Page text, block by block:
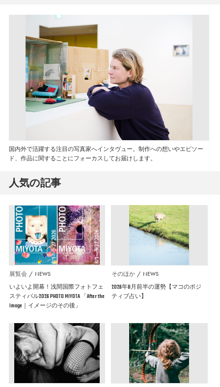
国内外で活躍する注目の写真家へインタヴュー。制作への想いやエピソー
ド、作品に関することにフォーカスしてお届けします。
人気の記事
展覧会 NEWS
いよいよ開幕！浅間国際フォトフェ
スティバル2026 PHOTO MIYOTA 「After the
Image｜イメージのその後」
そのほか NEWS
2026年8月前半の運勢【マコのポジ
ティブ占い】